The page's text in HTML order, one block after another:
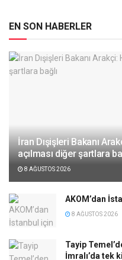
EN SON HABERLER
İran Dışişleri Bakanı
açılması diğer şartlara
8 AĞUSTOS 2026
AKOM’dan
8 AĞUSTOS 2026
Tayip
İmralı’da tek